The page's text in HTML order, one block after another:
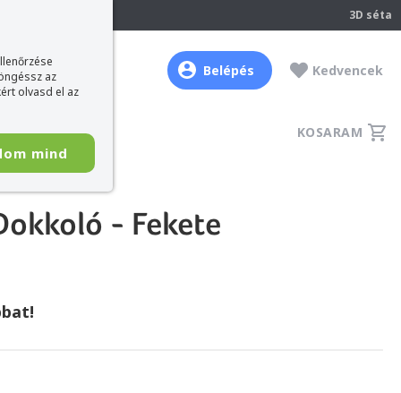
az
olvasd el az
mind
3D séta
Belépés Kedvencek
KOSARAM
- Fekete